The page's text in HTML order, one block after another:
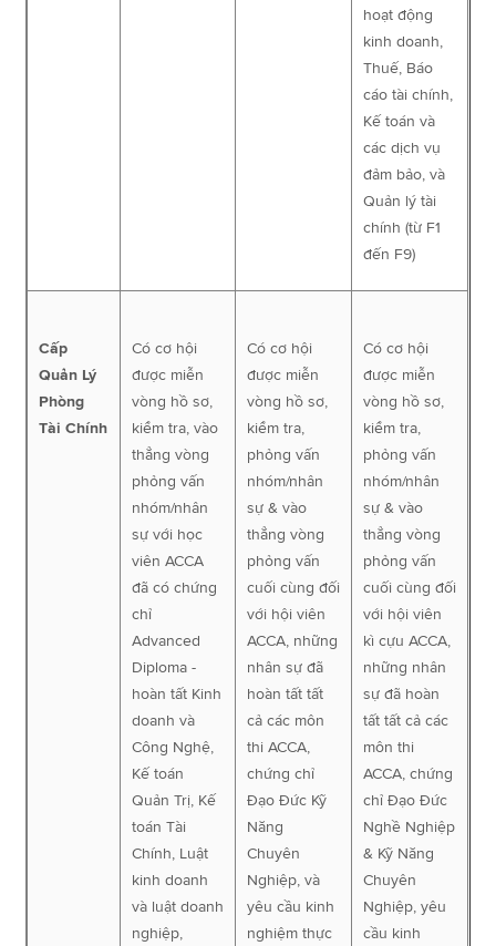
hoạt động
kinh doanh,
Thuế, Báo
cáo tài chính,
Kế toán và
các dịch vụ
đảm bảo, và
Quản lý tài
chính (từ F1
đến F9)
Cấp
Quản Lý
Phòng
Tài Chính
Có cơ hội
được miễn
vòng hồ sơ,
kiểm tra, vào
thẳng vòng
phỏng vấn
nhóm/nhân
sự với học
viên ACCA
đã có chứng
chỉ
Advanced
Diploma -
hoàn tất Kinh
doanh và
Công Nghệ,
Kế toán
Quản Trị, Kế
toán Tài
Chính, Luật
kinh doanh
và luật doanh
nghiệp,
Có cơ hội
được miễn
vòng hồ sơ,
kiểm tra,
phỏng vấn
nhóm/nhân
sự & vào
thẳng vòng
phỏng vấn
cuối cùng đối
với hội viên
ACCA, những
nhân sự đã
hoàn tất tất
cả các môn
thi ACCA,
chứng chỉ
Đạo Đức Kỹ
Năng
Chuyên
Nghiệp, và
yêu cầu kinh
nghiệm thực
Có cơ hội
được miễn
vòng hồ sơ,
kiểm tra,
phỏng vấn
nhóm/nhân
sự & vào
thẳng vòng
phỏng vấn
cuối cùng đối
với hội viên
kì cựu ACCA,
những nhân
sự đã hoàn
tất tất cả các
môn thi
ACCA, chứng
chỉ Đạo Đức
Nghề Nghiệp
& Kỹ Năng
Chuyên
Nghiệp, yêu
cầu kinh